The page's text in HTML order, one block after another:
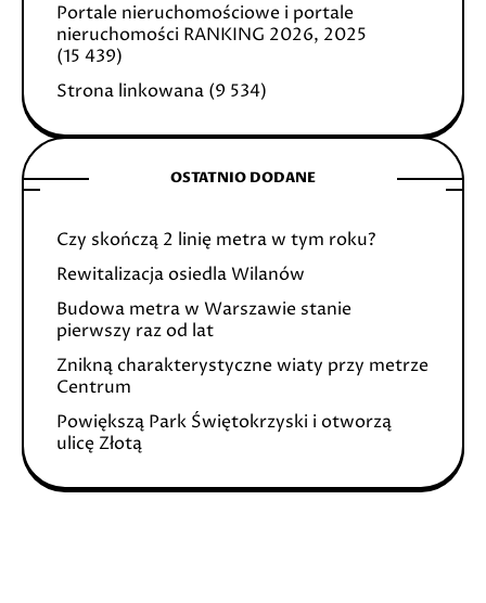
Portale nieruchomościowe i portale
nieruchomości RANKING 2026, 2025
(15 439)
Strona linkowana (9 534)
OSTATNIO DODANE
Czy skończą 2 linię metra w tym roku?
Rewitalizacja osiedla Wilanów
Budowa metra w Warszawie stanie
pierwszy raz od lat
Znikną charakterystyczne wiaty przy metrze
Centrum
Powiększą Park Świętokrzyski i otworzą
ulicę Złotą